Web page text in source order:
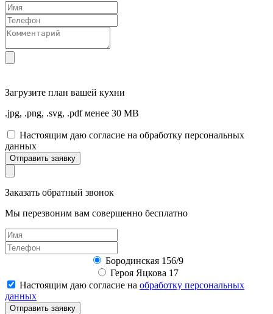
Загрузите план вашей кухни
.jpg, .png, .svg, .pdf менее 30 MB
Настоящим даю согласие на обработку персональных
данных
Отправить заявку
Заказать обратный звонок
Мы перезвоним вам совершенно бесплатно
Бородинская 156/9
Героя Яцкова 17
Настоящим даю согласие на обработку персональных
данных
Отправить заявку